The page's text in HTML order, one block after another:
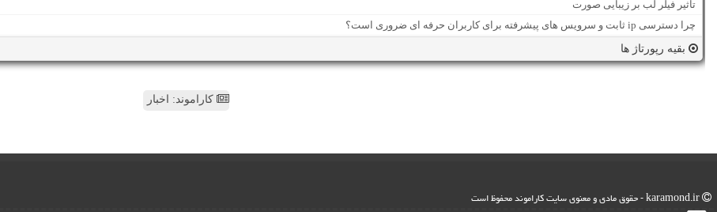
تاثیر فیلر لب بر زیبایی صورت
چرا دسترسی ip ثابت و سرویس های پیشرفته برای کاربران حرفه ای ضروری است؟
بقیه رپورتاژ ها
کاراموند: اخبار